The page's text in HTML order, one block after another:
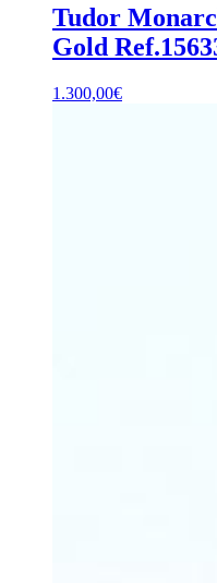
Tudor
Gold
1.300,00€